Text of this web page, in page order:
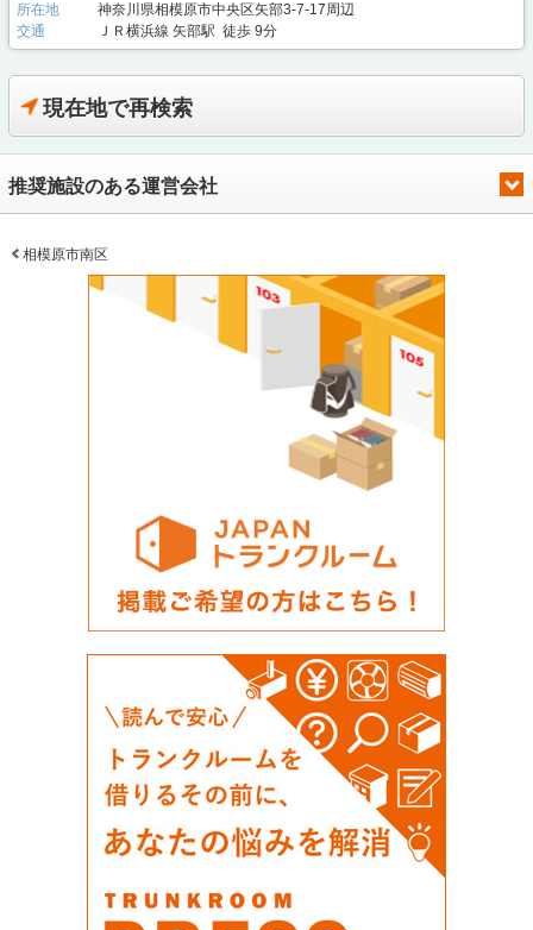
所在地
神奈川県相模原市中央区矢部3-7-17周辺
交通
ＪＲ横浜線 矢部駅 徒歩 9分
現在地で再検索
推奨施設のある運営会社
相模原市南区